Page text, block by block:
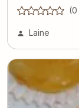
(0
Laine